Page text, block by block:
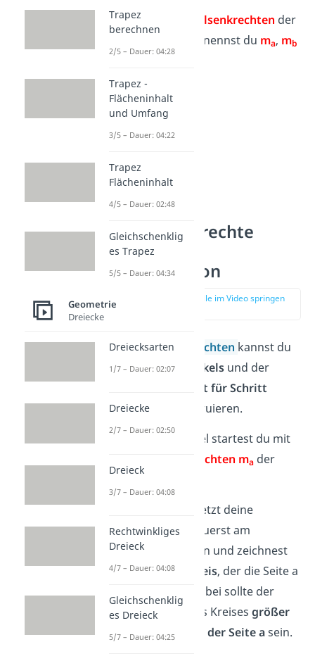
Merke:
Mittelsenkrechten der
Seiten a, b und c nennst du ma, mb
und
Mittelsenkrechte
Dreieck —
Konstruktion
zur Stelle im Video springen
DieMittelsenkrechten kannst du
mithilfe eines
Zirkelsund der
Schritt für Schritt
Anleitung
konstruieren.
In diesem Beispiel startest du mit
Mittelsenkrechten mader
: Du setzt deine
Zirkelspitze zuerst am
Eckpunkt B
an und zeichnest
einenHalbkreis, der die Seite a
schneidet. Dabei sollte der
Radius
deines Kreises größer
als die Hälfte der Seite asein.
Trapez
berechnen
2/5 – Dauer: 04:28
Trapez -
Flächeninhalt
und Umfang
3/5 – Dauer: 04:22
Trapez
Flächeninhalt
4/5 – Dauer: 02:48
Gleichschenklig
es Trapez
5/5 – Dauer: 04:34
Geometrie
Dreiecke
Dreiecksarten
1/7 – Dauer: 02:07
Dreiecke
2/7 – Dauer: 02:50
Dreieck
3/7 – Dauer: 04:08
Rechtwinkliges
Dreieck
4/7 – Dauer: 04:08
Gleichschenklig
es Dreieck
5/7 – Dauer: 04:25